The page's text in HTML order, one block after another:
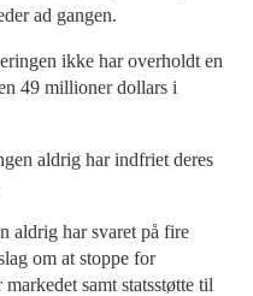
ad gangen.
ikke har overholdt en
49 millioner dollars i
aldrig har indfriet deres
aldrig har svaret på fire
om at stoppe for
samt statsstøtte til